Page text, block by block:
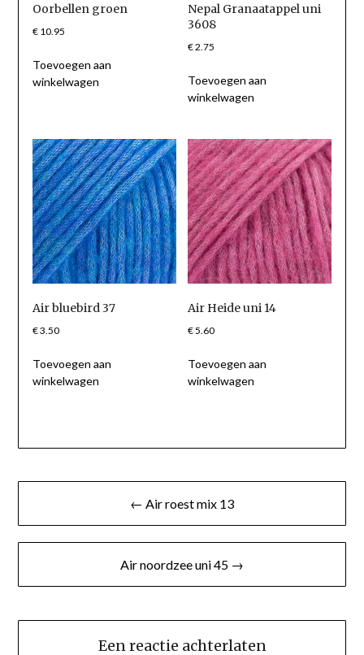
Oorbellen groen
€10.95
Toevoegen aan
winkelwagen
Nepal Granaatappel uni
3608
€2.75
Toevoegen aan
winkelwagen
Air bluebird 37
€3.50
Toevoegen aan
winkelwagen
Air Heide uni 14
€5.60
Toevoegen aan
winkelwagen
Berichtnavigatie
← Air roest mix 13
Air noordzee uni 45 →
Een reactie achterlaten